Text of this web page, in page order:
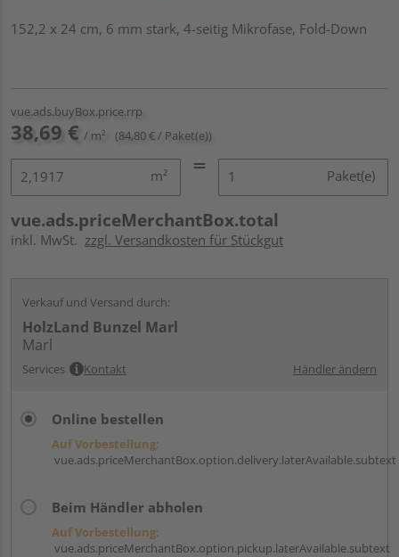
152,2 x 24 cm, 6 mm stark, 4-seitig Mikrofase, Fold-Down
vue.ads.buyBox.price.rrp
38,69 € / m² (84,80 € / Paket(e))
m² Paket(e)
vue.ads.priceMerchantBox.total
inkl. MwSt. zzgl. Versandkosten für Stückgut
Verkauf und Versand durch:
HolzLand Bunzel Marl
Marl
Services Kontakt Händler ändern
Online bestellen
Auf Vorbestellung:
vue.ads.priceMerchantBox.option.delivery.laterAvailable.subtext
Beim Händler abholen
Auf Vorbestellung:
vue.ads.priceMerchantBox.option.pickup.laterAvailable.subtext